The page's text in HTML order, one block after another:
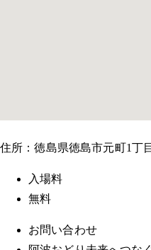
住所：徳島県徳島市元町1丁
入場料
無料
お問い合わせ